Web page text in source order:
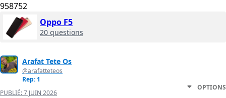
958752
Oppo F5
20 questions
Arafat Tete Os
@arafatteteos
Rep: 1
PUBLIÉ:7 JUIN 2026
OPTIONS